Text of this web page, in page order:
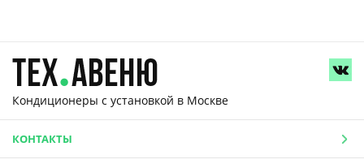
Кондиционеры с установкой в Москве
КОНТАКТЫ